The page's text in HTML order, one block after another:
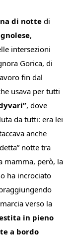
di notte di
,
intersezioni
Gorica, di
fin dal
usava per tutti
, dove
da tutti: era lei
anche
notte tra
mamma, però, la
ha incrociato
verso la
in pieno
a bordo